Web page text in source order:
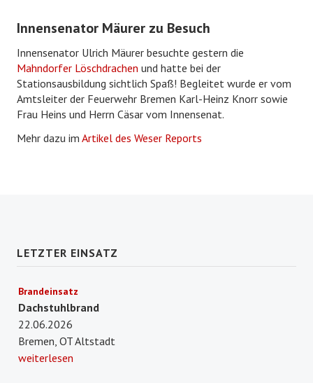
Bildergalerie
KINDERFEUERWEHR
NOTRUF 112
Innensenator Mäurer zu Besuch
Innensenator Ulrich Mäurer besuchte gestern die
Mahndorfer Löschdrachen und hatte bei der
Stationsausbildung sichtlich Spaß! Begleitet wurde er vom
Amtsleiter der Feuerwehr Bremen Karl-Heinz Knorr sowie
Frau Heins und Herrn Cäsar vom Innensenat.
Mehr dazu im Artikel des Weser Reports
LETZTER EINSATZ
Brandeinsatz
Dachstuhlbrand
22.06.2026
Bremen, OT Altstadt
weiterlesen